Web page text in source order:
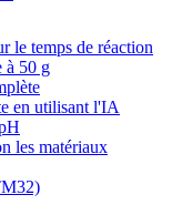
le temps de réaction
à 50 g
en utilisant l'IA
les matériaux